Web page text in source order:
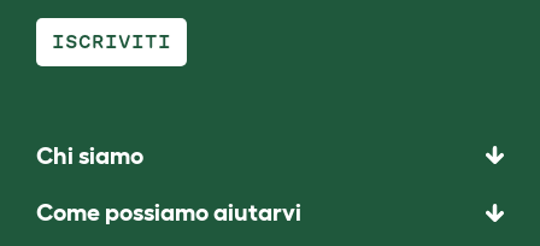
ISCRIVITI
Chi siamo
Come possiamo aiutarvi